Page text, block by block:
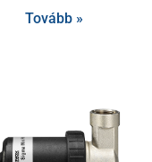
Tovább »